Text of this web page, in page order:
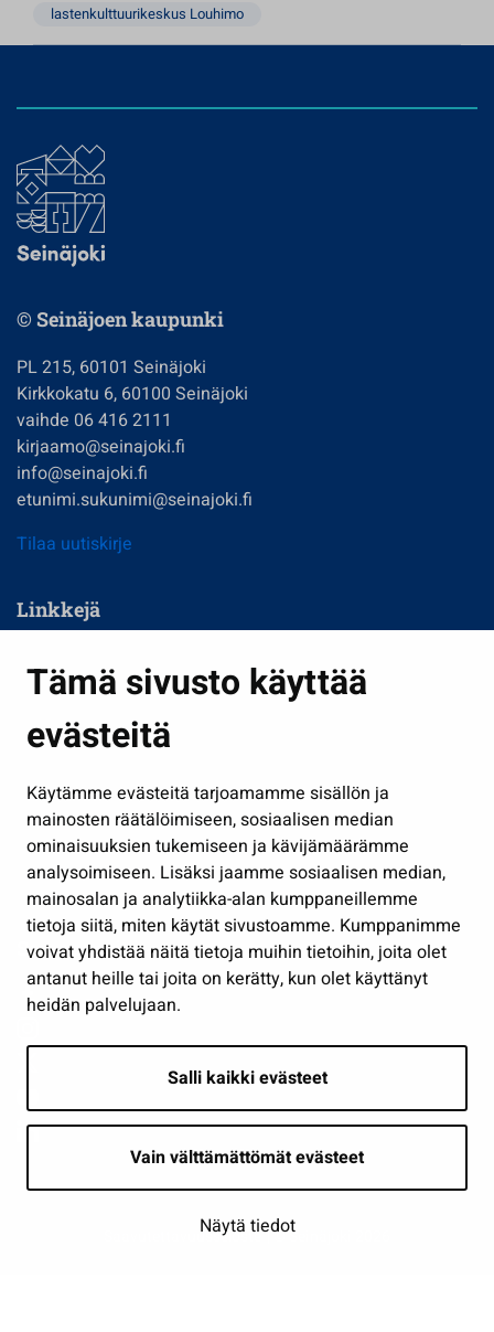
Tämä sivusto käyttää
evästeitä
Käytämme evästeitä tarjoamamme sisällön ja
mainosten räätälöimiseen, sosiaalisen median
ominaisuuksien tukemiseen ja kävijämäärämme
analysoimiseen. Lisäksi jaamme sosiaalisen median,
mainosalan ja analytiikka-alan kumppaneillemme
tietoja siitä, miten käytät sivustoamme. Kumppanimme
voivat yhdistää näitä tietoja muihin tietoihin, joita olet
antanut heille tai joita on kerätty, kun olet käyttänyt
heidän palvelujaan.
Salli kaikki evästeet
Vain välttämättömät evästeet
Näytä tiedot
lastenkulttuurikeskus Louhimo
© Seinäjoen kaupunki
PL 215, 60101 Seinäjoki
Kirkkokatu 6, 60100 Seinäjoki
vaihde 06 416 2111
kirjaamo@seinajoki.fi
info@seinajoki.fi
etunimi.sukunimi@seinajoki.fi
Tilaa uutiskirje
Linkkejä
Kasvatus ja opetus
Kulttuuri ja liikunta
Työ ja yrittäminen
Osallistu ja asioi
Näytä omat evästeasetukseni
Seuraa meitä
Saavutettavuusseloste | © Seinäjoki 2026